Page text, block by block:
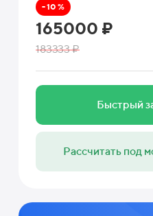
- 10 %
165000 ₽
183333 ₽
Быстрый
Рассчитать под